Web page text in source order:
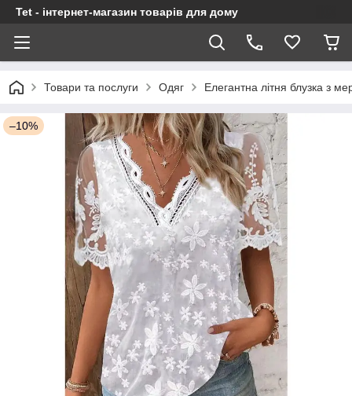
Tet - інтернет-магазин товарів для дому
Товари та послуги Одяг Елегантна літня блузка з
–10%